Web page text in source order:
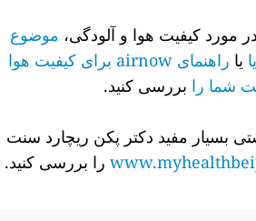
مورد کیفیت هوا و آلودگی، موضوع
یا
راهنمای airnow برای کیفیت هوا
شما را بررسی کنید.
بسیار مفید دکتر پکن ریچارد سنت
را بررسی کنید.